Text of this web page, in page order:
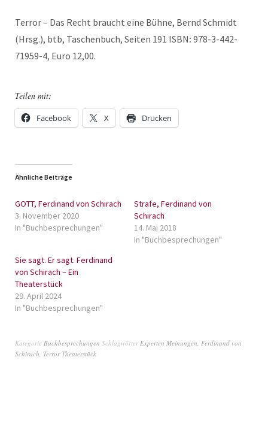
Terror – Das Recht braucht eine Bühne, Bernd Schmidt
(Hrsg.), btb, Taschenbuch, Seiten 191 ISBN: 978-3-442-
71959-4, Euro 12,00.
Teilen mit:
Facebook X Drucken
Ähnliche Beiträge
GOTT, Ferdinand von Schirach
3. November 2020
In "Buchbesprechungen"
Strafe, Ferdinand von
Schirach
14. Mai 2018
In "Buchbesprechungen"
Sie sagt. Er sagt. Ferdinand
von Schirach – Ein
Theaterstück
29. April 2024
In "Buchbesprechungen"
Kategorie Buchbesprechungen SchlagwörterExperten Meinungen, Ferdinand von
Schirach, Terror Theaterstück